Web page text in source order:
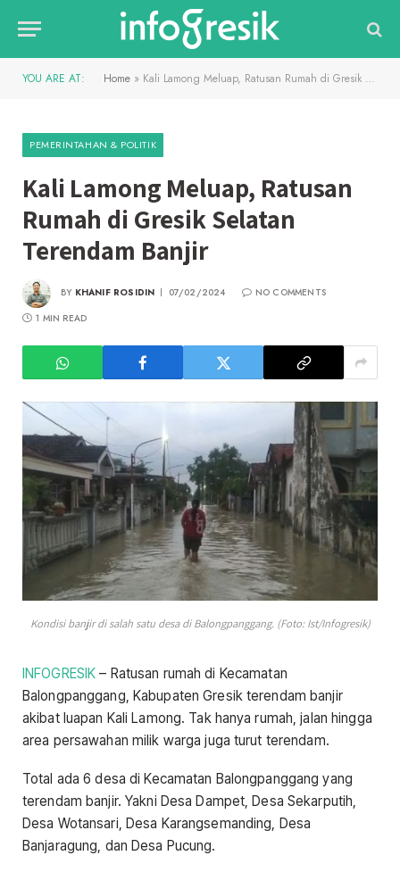
YOU ARE AT: Home » Kali Lamong Meluap, Ratusan Rumah di Gresik Selatan Terendam Banjir
PEMERINTAHAN & POLITIK
Kali Lamong Meluap, Ratusan
Rumah di Gresik Selatan
Terendam Banjir
BY KHANIF ROSIDIN 07/02/2024
NO COMMENTS
1 MIN READ
Kondisi banjir di salah satu desa di Balongpanggang. (Foto: Ist/Infogresik)
INFOGRESIK – Ratusan rumah di Kecamatan
Balongpanggang, Kabupaten Gresik terendam banjir
akibat luapan Kali Lamong. Tak hanya rumah, jalan hingga
area persawahan milik warga juga turut terendam.
Total ada 6 desa di Kecamatan Balongpanggang yang
terendam banjir. Yakni Desa Dampet, Desa Sekarputih,
Desa Wotansari, Desa Karangsemanding, Desa
Banjaragung, dan Desa Pucung.